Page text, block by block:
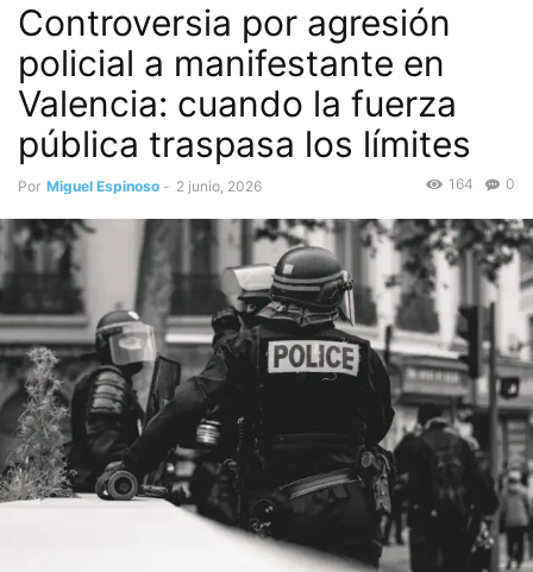
Controversia por agresión
policial a manifestante en
Valencia: cuando la fuerza
pública traspasa los límites
Por Miguel Espinoso - 2 junio, 2026 0
164